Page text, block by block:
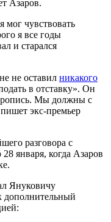
Азаров.
мог чувствовать
я все годы
и старался
не оставил никакого
в отставку». Он
Мы должны с
пишет экс-премьер
разговора с
января, когда Азаров
Януковичу
дополнительный